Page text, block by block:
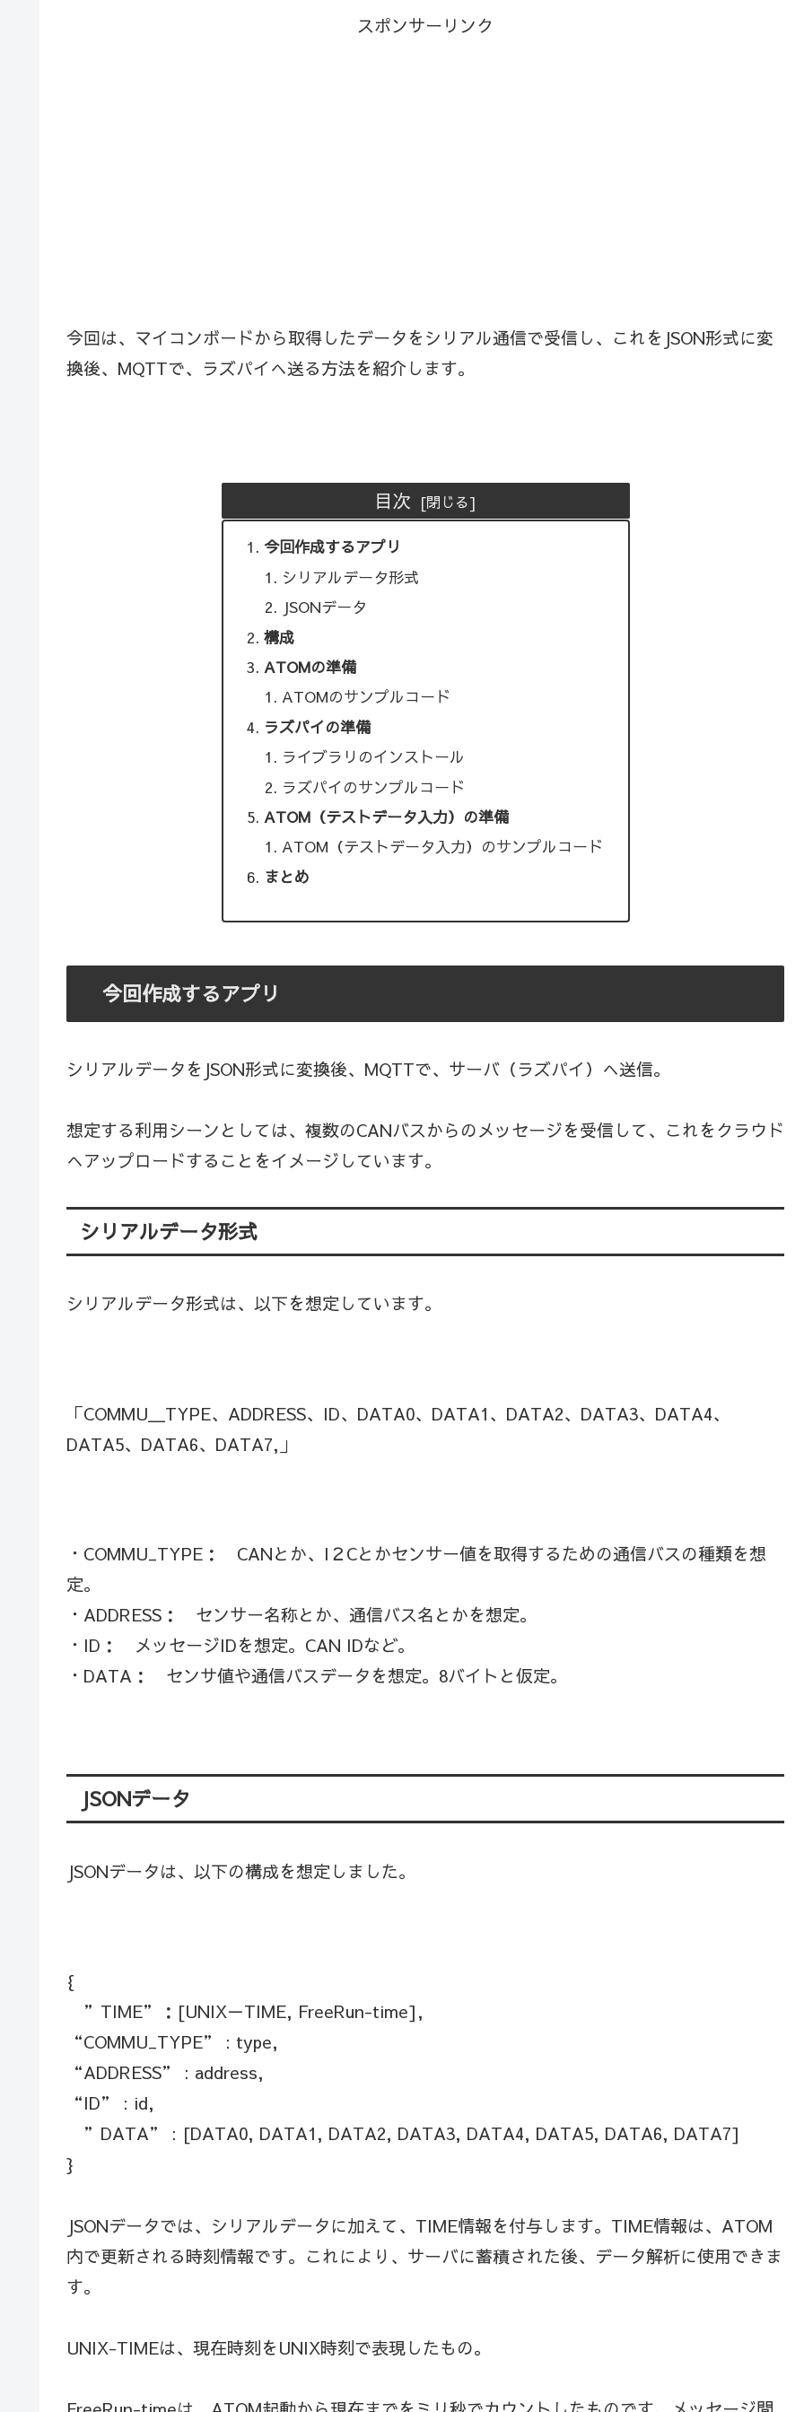
スポンサーリンク
今回は、マイコンボードから取得したデータをシリアル通信で受信し、これをJSON形式に変
換後、MQTTで、ラズパイへ送る方法を紹介します。
目次
今回作成するアプリ
シリアルデータ形式
JSONデータ
構成
ATOMの準備
ATOMのサンプルコード
ラズパイの準備
ライブラリのインストール
ラズパイのサンプルコード
ATOM（テストデータ入力）の準備
ATOM（テストデータ入力）のサンプルコード
まとめ
今回作成するアプリ
シリアルデータをJSON形式に変換後、MQTTで、サーバ（ラズパイ）へ送信。
想定する利用シーンとしては、複数のCANバスからのメッセージを受信して、これをクラウド
へアップロードすることをイメージしています。
シリアルデータ形式
シリアルデータ形式は、以下を想定しています。
「COMMU＿TYPE、ADDRESS、ID、DATA0、DATA1、DATA2、DATA3、DATA4、
DATA5、DATA6、DATA7,」
・COMMU_TYPE： CANとか、I２Cとかセンサー値を取得するための通信バスの種類を想
定。
・ADDRESS： センサー名称とか、通信バス名とかを想定。
・ID： メッセージIDを想定。CAN IDなど。
・DATA： センサ値や通信バスデータを想定。8バイトと仮定。
JSONデータ
JSONデータは、以下の構成を想定しました。
{
”TIME”：[UNIX－TIME, FreeRun-time],
“COMMU_TYPE” : type,
“ADDRESS” : address,
“ID” : id,
”DATA” : [DATA0, DATA1, DATA2, DATA3, DATA4, DATA5, DATA6, DATA7]
}
JSONデータでは、シリアルデータに加えて、TIME情報を付与します。TIME情報は、ATOM
内で更新される時刻情報です。これにより、サーバに蓄積された後、データ解析に使用できま
す。
UNIX-TIMEは、現在時刻をUNIX時刻で表現したもの。